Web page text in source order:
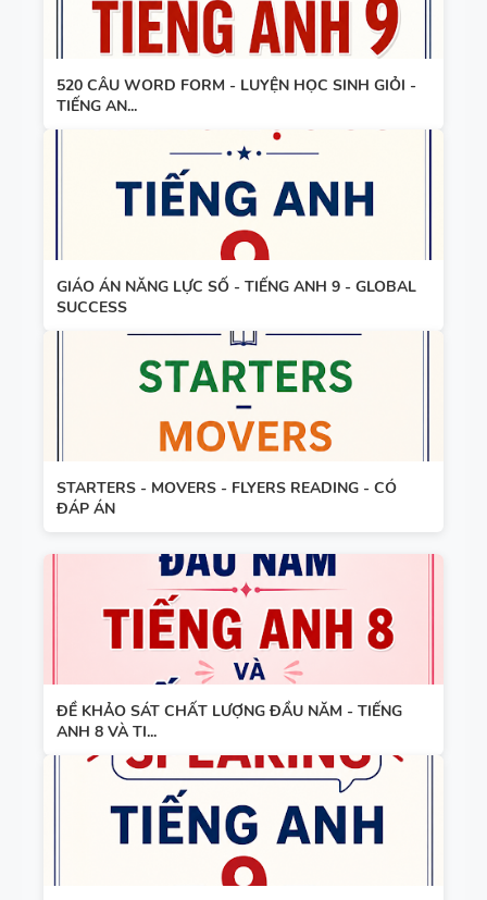
TIẾNG ANH
3
520 CÂU WORD FORM - LUYỆN HỌC SINH GIỎI -
TIẾNG AN...
GIÁO ÁN NĂNG LỰC SỐ - TIẾNG ANH 9 - GLOBAL
SUCCESS
STARTERS - MOVERS - FLYERS READING - CÓ
ĐÁP ÁN
ĐỀ KHẢO SÁT CHẤT LƯỢNG ĐẦU NĂM - TIẾNG
ANH 8 VÀ TI...